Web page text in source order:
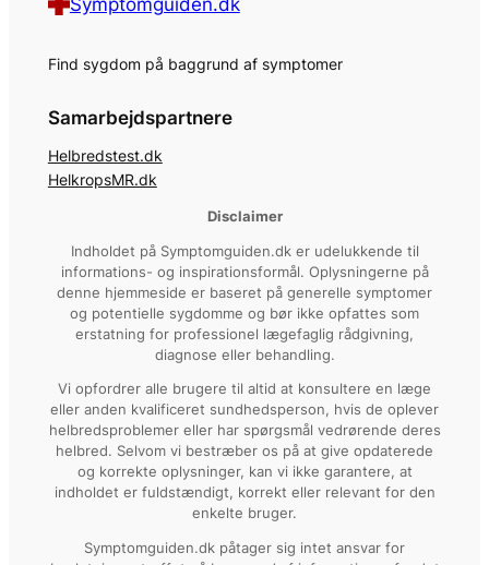
Find sygdom på baggrund af symptomer
Samarbejdspartnere
Helbredstest.dk
HelkropsMR.dk
Disclaimer
Indholdet på Symptomguiden.dk er udelukkende til
informations- og inspirationsformål. Oplysningerne på
denne hjemmeside er baseret på generelle symptomer
og potentielle sygdomme og bør ikke opfattes som
erstatning for professionel lægefaglig rådgivning,
diagnose eller behandling.
Vi opfordrer alle brugere til altid at konsultere en læge
eller anden kvalificeret sundhedsperson, hvis de oplever
helbredsproblemer eller har spørgsmål vedrørende deres
helbred. Selvom vi bestræber os på at give opdaterede
og korrekte oplysninger, kan vi ikke garantere, at
indholdet er fuldstændigt, korrekt eller relevant for den
enkelte bruger.
Symptomguiden.dk påtager sig intet ansvar for